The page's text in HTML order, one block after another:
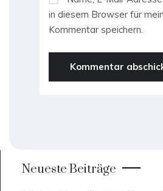
in diesem Browser für
Kommentar speichern.
Neueste Beiträge